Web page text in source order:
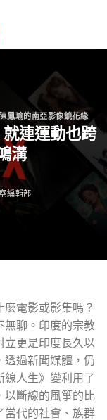
陳鳳瑜的南亞影像鏡花緣
就連運動也跨
溝
編輯部
電影或影集嗎？
無聊。印度的宗教
立更是印度長久以
透過新聞媒體，仍
人生》變利用了
以斷線的風箏的比
當代的社會、族群